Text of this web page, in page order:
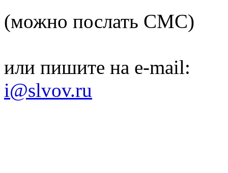
(можно послать СМС)
или пишите на e-mail:
i@slvov.ru